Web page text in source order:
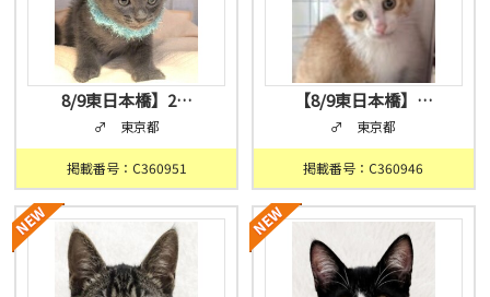
8/9東日本橋】2…
♂ 東京都
掲載番号：C360951
【8/9東日本橋】…
♂ 東京都
掲載番号：C360946